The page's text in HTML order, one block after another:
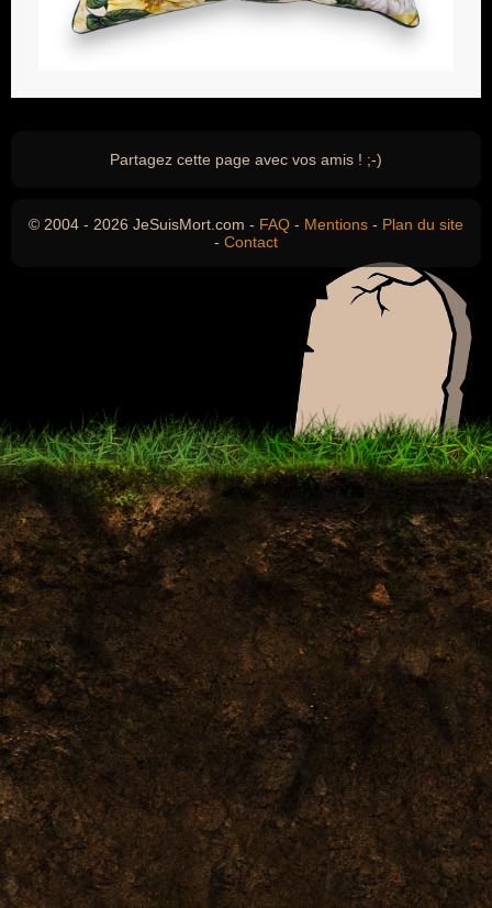
Partagez cette page avec vos amis ! ;-)
© 2004 - 2026 JeSuisMort.com - FAQ - Mentions - Plan du site
- Contact